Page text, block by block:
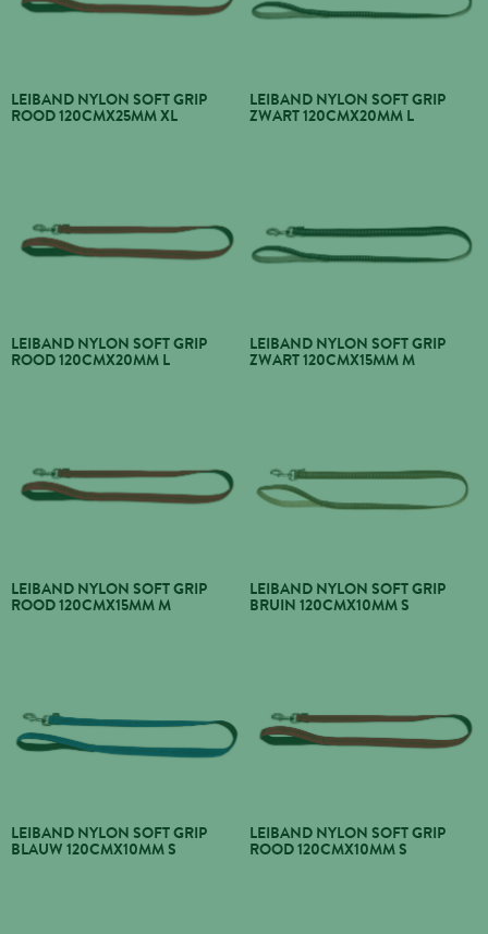
LEIBAND NYLON SOFT GRIP
ROOD 120CMX25MM XL
LEIBAND NYLON SOFT GRIP
ZWART 120CMX20MM L
LEIBAND NYLON SOFT GRIP
ROOD 120CMX20MM L
LEIBAND NYLON SOFT GRIP
ZWART 120CMX15MM M
LEIBAND NYLON SOFT GRIP
ROOD 120CMX15MM M
LEIBAND NYLON SOFT GRIP
BRUIN 120CMX10MM S
LEIBAND NYLON SOFT GRIP
BLAUW 120CMX10MM S
LEIBAND NYLON SOFT GRIP
ROOD 120CMX10MM S